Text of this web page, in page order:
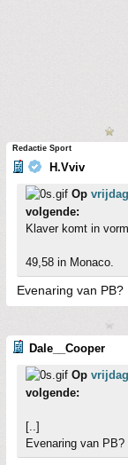
Redactie Sport
H.Vviv
Op
volgende:
Klaver komt in
49,58 in Monaco.
Evenaring van PB?
Dale__Cooper
Op
volgende:
[..]
Evenaring van PB?